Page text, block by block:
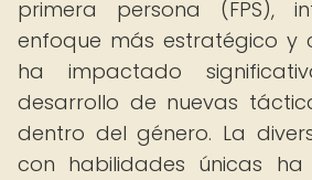
primera persona (FPS),
enfoque más estratégico y
ha impactado
desarrollo de nuevas
dentro del género. La
con habilidades únicas